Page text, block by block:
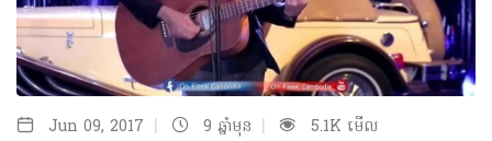
Jun 09, 2017 | 9 ឆ្នាំមុន | 5.1K មើល